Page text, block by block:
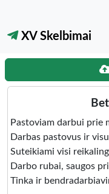
XV Skelbimai
Pastoviam darbui prie
Darbas pastovus ir
Suteikiami visi
Darbo rubai, saugos
Tinka ir